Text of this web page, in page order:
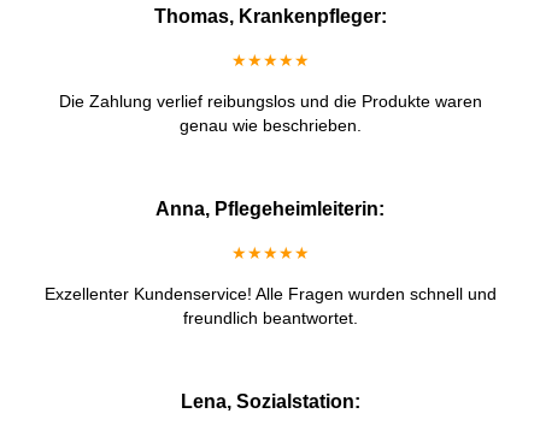
Thomas, Krankenpfleger:
★★★★★
Die Zahlung verlief reibungslos und die Produkte waren
genau wie beschrieben.
Anna, Pflegeheimleiterin:
★★★★★
Exzellenter Kundenservice! Alle Fragen wurden schnell und
freundlich beantwortet.
Lena, Sozialstation: